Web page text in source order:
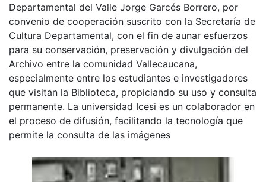
Departamental del Valle Jorge Garcés Borrero, por
convenio de cooperación suscrito con la Secretaría de
Cultura Departamental, con el fin de aunar esfuerzos
para su conservación, preservación y divulgación del
Archivo entre la comunidad Vallecaucana,
especialmente entre los estudiantes e investigadores
que visitan la Biblioteca, propiciando su uso y consulta
permanente. La universidad Icesi es un colaborador en
el proceso de difusión, facilitando la tecnología que
permite la consulta de las imágenes